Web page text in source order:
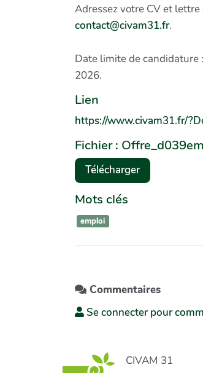
Adressez votre CV et
contact@civam31.fr.
Date limite de candidature
2026.
Lien
https://www.civam31.fr/
Fichier :
Télécharger
Mots clés
emploi
Commentaires
Se connecter pour
CIVAM 31